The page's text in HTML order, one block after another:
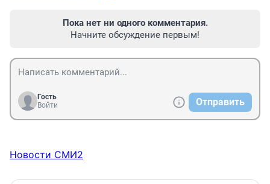
Пока нет ни одного комментария.
Начните обсуждение первым!
Гость
Войти
Отправить
Новости СМИ2